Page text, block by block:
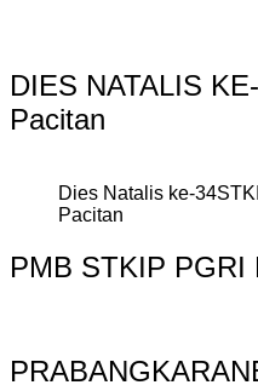
DIES NATALIS
Pacitan
Dies Natalis ke-
Pacitan
PMB STKIP PGRI